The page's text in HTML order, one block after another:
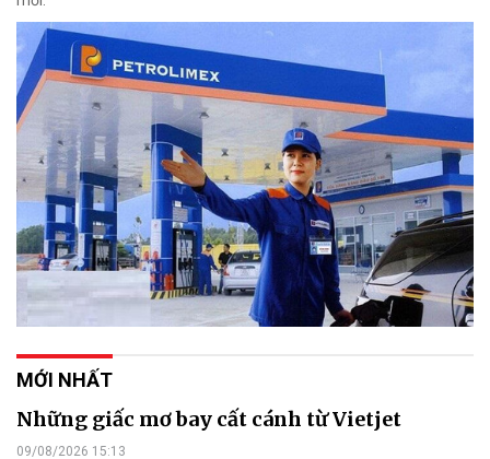
MỚI NHẤT
Những giấc mơ bay cất cánh từ Vietjet
09/08/2026 15:13